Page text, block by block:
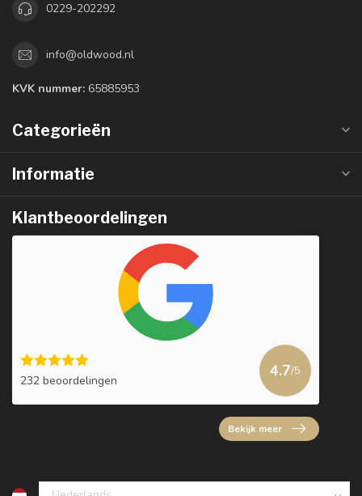
0229-202292
info@oldwood.nl
KVK nummer: 65885953
Categorieën
Informatie
Klantbeoordelingen
232 beoordelingen
4.7/5
Bekijk meer